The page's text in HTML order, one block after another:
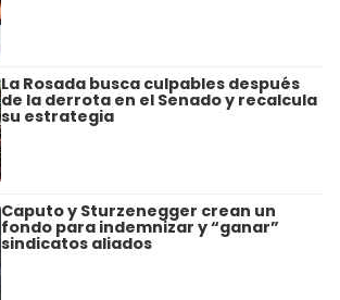
La Rosada busca culpables después
de la derrota en el Senado y recalcula
su estrategia
Caputo y Sturzenegger crean un
fondo para indemnizar y “ganar”
sindicatos aliados